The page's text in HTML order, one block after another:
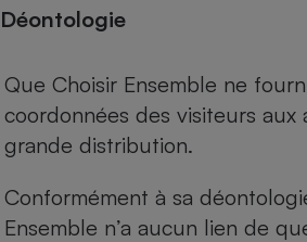
Déontologie
Que Choisir Ensemble ne
coordonnées des visiteurs aux
grande distribution.
Conformément à sa
Ensemble n’a aucun lien de